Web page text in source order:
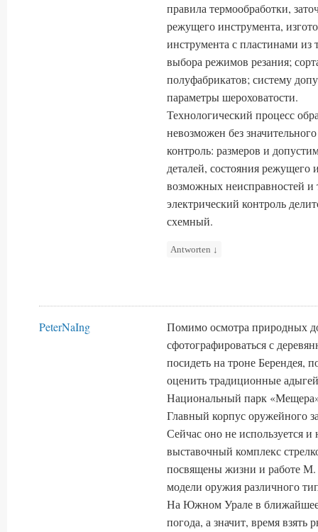
правила термообработки,
режущего инструмента,
инструмента с пластинами
выбора режимов резания;
полуфабрикатов; систему
параметры шероховатости.
Технологический процесс
невозможен без
контроль: размеров и
деталей, состояния
возможных неисправностей
электрический контроль
схемный.
Antworten ↓
PeterNaIng
Помимо осмотра природных
сфотографироваться с
посидеть на троне Берендея,
оценить традиционные
Национальный парк
Главный корпус оружейного
Сейчас оно не используется
выставочный комплекс
посвящены жизни и работе М.
модели оружия различного
На Южном Урале в ближайшее
погода, а значит, время взять